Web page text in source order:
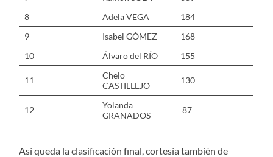
8
Adela VEGA
184
9
Isabel GÓMEZ
168
10
Álvaro del RÍO 155
11
Chelo
CASTILLEJO
130
12
Yolanda
GRANADOS
87
Así queda la clasificación final, cortesía también de